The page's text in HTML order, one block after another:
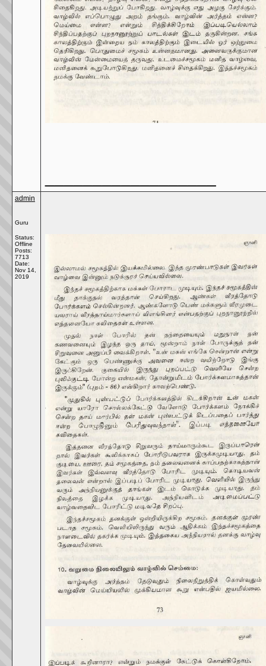
admin
Guru
Status:
Offline
Posts:
7713
Date:
Nov 14,
2019